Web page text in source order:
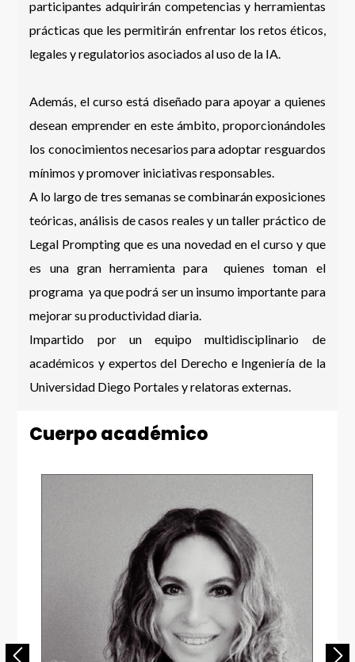
participantes adquirirán competencias y herramientas
prácticas que les permitirán enfrentar los retos éticos,
legales y regulatorios asociados al uso de la IA.
Además, el curso está diseñado para apoyar a quienes
desean emprender en este ámbito, proporcionándoles
los conocimientos necesarios para adoptar resguardos
mínimos y promover iniciativas responsables.
A lo largo de tres semanas se combinarán exposiciones
teóricas, análisis de casos reales y un taller práctico de
Legal Prompting que es una novedad en el curso y que
es una gran herramienta para quienes toman el
programa ya que podrá ser un insumo importante para
mejorar su productividad diaria.
Impartido por un equipo multidisciplinario de
académicos y expertos del Derecho e Ingeniería de la
Universidad Diego Portales y relatoras externas.
Cuerpo académico